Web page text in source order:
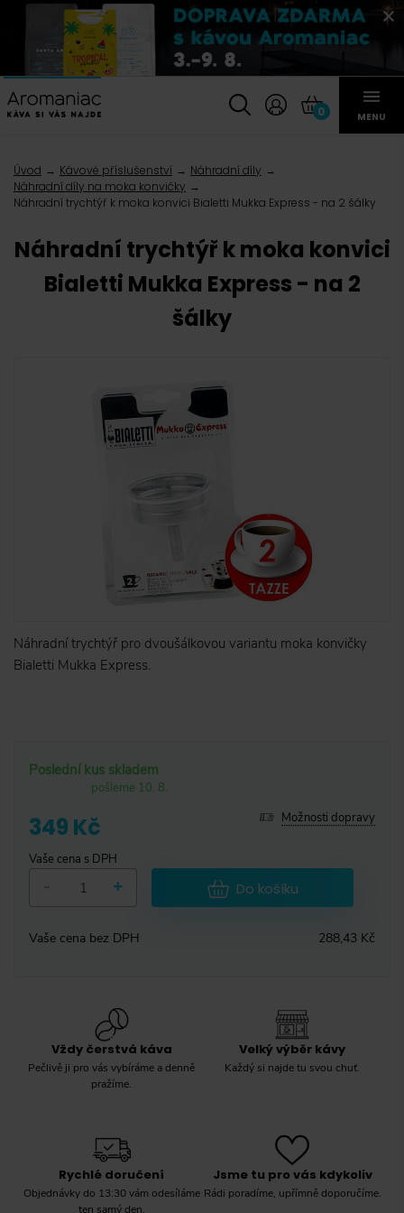
0 MENU
Úvod Kávové příslušenství
Náhradní díly
Náhradní díly na moka konvičky
Náhradní trychtýř k moka konvici Bialetti Mukka Express - na 2 šálky
Náhradní trychtýř k moka konvici
Bialetti Mukka Express - na 2
šálky
Náhradní trychtýř pro dvoušálkovou variantu moka konvičky
Bialetti Mukka Express.
Poslední kus skladem
pošleme 10. 8.
349 Kč
Vaše cena s DPH
Možnosti dopravy
+ Do košíku
Vaše cena bez DPH 288,43 Kč
Vždy čerstvá káva
Pečlivě ji pro vás vybíráme a denně
pražíme.
Velký výběr kávy
Každý si najde tu svou chuť.
Rychlé doručení
Objednávky do 13:30 vám odesíláme
ten samý den.
Jsme tu pro vás kdykoliv
Rádi poradíme, upřímně doporučíme.